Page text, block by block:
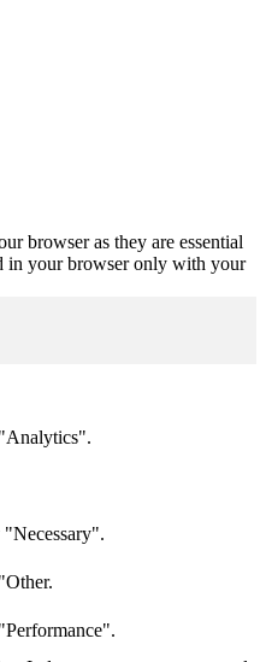
browser as they are essential
in your browser only with your
"Necessary".